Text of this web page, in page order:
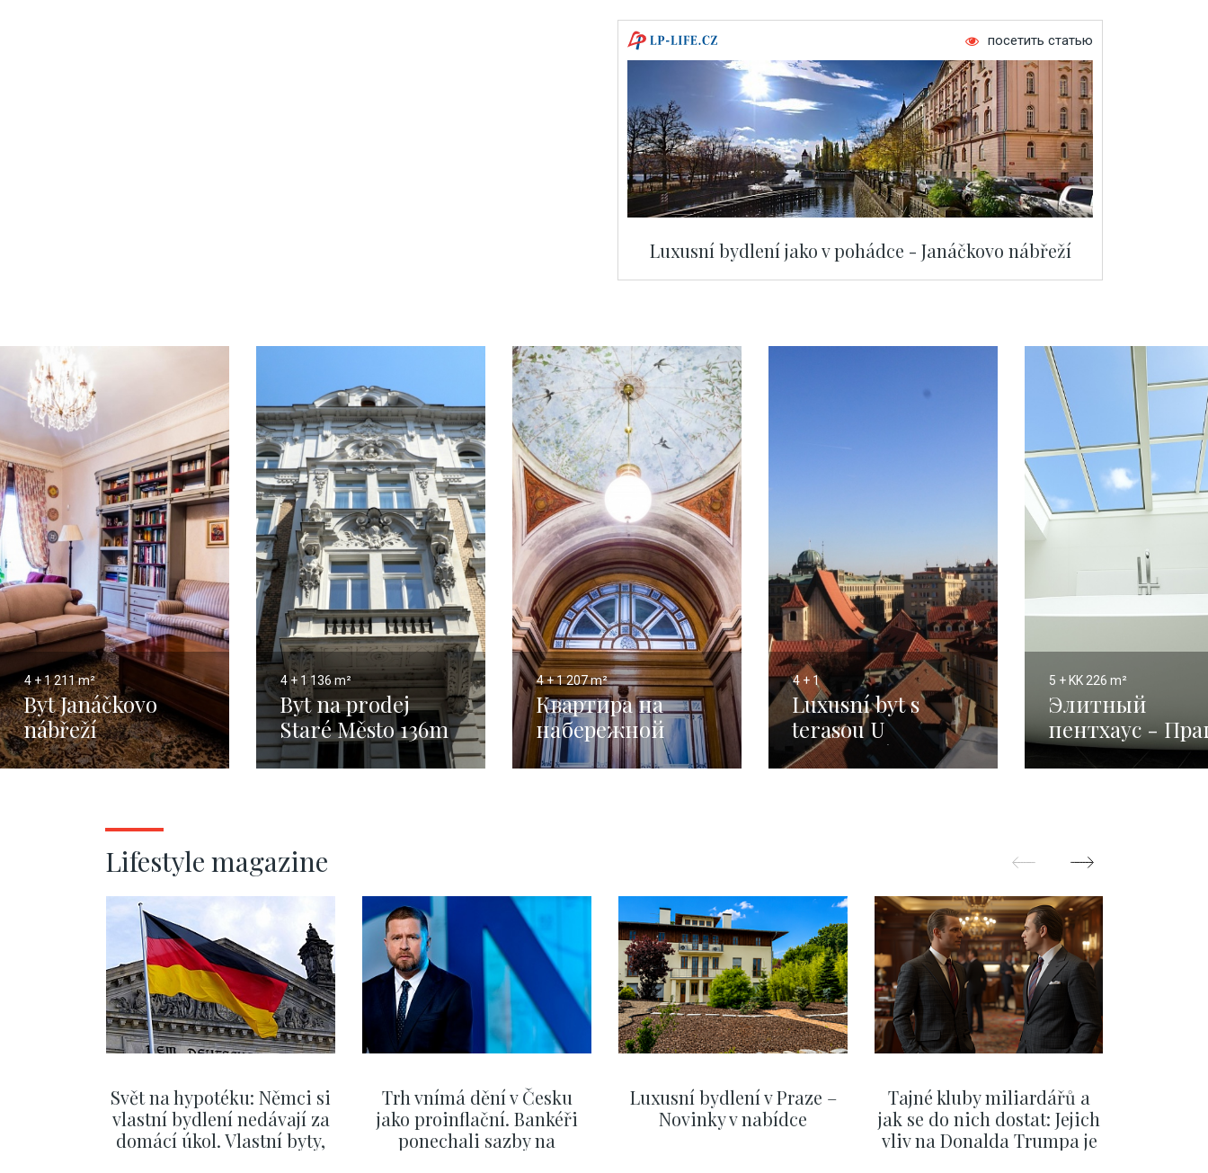
посетить статью
Luxusní bydlení jako v pohádce - Janáčkovo nábřeží
4 + 1211 m²
Byt Janáčkovo
nábřeží
4 + 1136 m²
Byt na prodej
Staré Město 136m
4 + 1207 m²
Квартира на
набережной
Яначка - 207 м²
4 + 1
Luxusní byt s
terasou U
Milosrdných 182m
5 + KK 226 m²
Элитный
пентхаус -
1 - 226 м²
Lifestyle magazine
Svět na hypotéku: Němci si
vlastní bydlení nedávají za
domácí úkol. Vlastní byty,
Trh vnímá dění v Česku
jako proinflační. Bankéři
ponechali sazby na
Luxusní bydlení v Praze –
Novinky v nabídce
Tajné kluby miliardářů a
jak se do nich dostat: Jejich
vliv na Donalda Trumpa je